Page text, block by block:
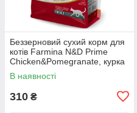
Беззерновий сухий корм для
котів Farmina N&D Prime
Chicken&Pomegranate, курка
та гранат, 0.3 кг
В наявності
310 ₴